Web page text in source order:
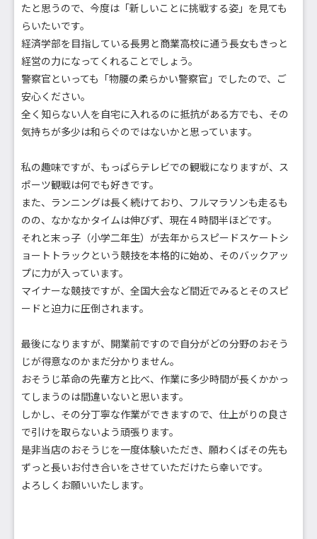
たと思うので、今度は「新しいことに挑戦する姿」を見ても
らいたいです。
経済学部を目指している長男と商業高校に通う長女もきっと
経営の力になってくれることでしょう。
警察官といっても「物腰の柔らかい警察官」でしたので、ご
安心ください。
全く知らない人を自宅に入れるのに抵抗がある方でも、その
気持ちが多少は和らぐのではないかと思っています。
私の趣味ですが、もっぱらテレビでの観戦になりますが、ス
ポーツ観戦は何でも好きです。
また、ランニングは長く続けており、フルマラソンも走るも
のの、なかなかタイムは伸びず、現在４時間半ほどです。
それと末っ子（小学二年生）が去年からスピードスケートシ
ョートトラックという競技を本格的に始め、そのバックアッ
プに力が入っています。
マイナーな競技ですが、全国大会など間近でみるとそのスピ
ードと迫力に圧倒されます。
最後になりますが、開業前ですので自分がどの分野のおそう
じが得意なのかまだ分かりません。
おそうじ革命の先輩方と比べ、作業に多少時間が長くかかっ
てしまうのは間違いないと思います。
しかし、その分丁寧な作業ができますので、仕上がりの良さ
で引けを取らないよう頑張ります。
是非当店のおそうじを一度体験いただき、願わくばその先も
ずっと長いお付き合いをさせていただけたら幸いです。
よろしくお願いいたします。